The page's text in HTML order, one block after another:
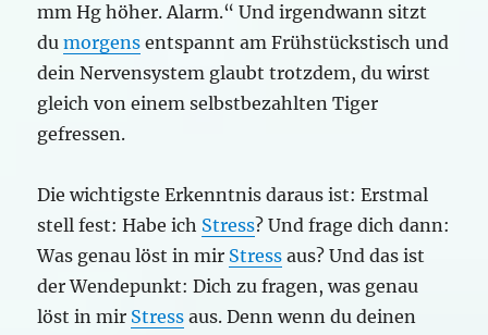
mm Hg höher. Alarm.“ Und irgendwann sitzt
dumorgens entspannt am Frühstückstisch und
dein Nervensystem glaubt trotzdem, du wirst
gleich von einem selbstbezahlten Tiger
gefressen.
Die wichtigste Erkenntnis daraus ist: Erstmal
stell fest: Habe ich Stress? Und frage dich dann:
Was genau löst in mir Stress aus? Und das ist
der Wendepunkt: Dich zu fragen, was genau
löst in mir Stress aus. Denn wenn du deinen